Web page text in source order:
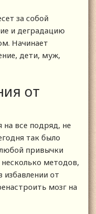
за собой
и деградацию
Начинает
дети, муж,
от
на все подряд, не
так было
привычки
методов,
от
мозг на